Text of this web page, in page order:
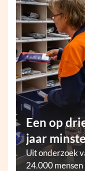
Een op
jaar
Uit onderzoek
24.000